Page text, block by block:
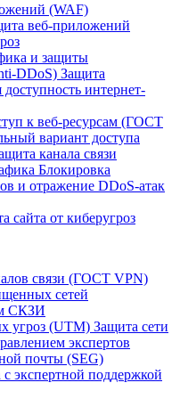
(WAF)
веб-приложений
и защиты
Защита
доступность интернет-
к веб-ресурсам (ГОСТ
вариант доступа
канала связи
Блокировка
и отражение DDoS‑атак
сайта от киберугроз
связи (ГОСТ VPN)
сетей
СКЗИ
угроз (UTM) Защита сети
экспертов
почты (SEG)
с экспертной поддержкой